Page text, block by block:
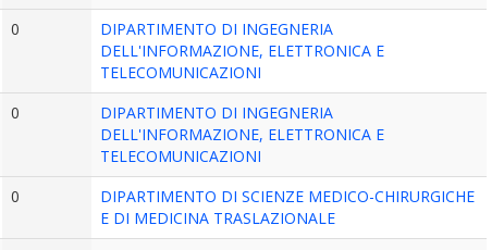
0
DIPARTIMENTO DI INGEGNERIA
DELL'INFORMAZIONE, ELETTRONICA E
TELECOMUNICAZIONI
0
DIPARTIMENTO DI INGEGNERIA
DELL'INFORMAZIONE, ELETTRONICA E
TELECOMUNICAZIONI
0
DIPARTIMENTO DI SCIENZE MEDICO-CHIRURGICHE
E DI MEDICINA TRASLAZIONALE